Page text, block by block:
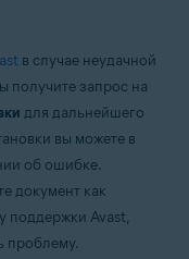
/ Education
Education — 32- или 64-
в случае неудачной
получите запрос на
для дальнейшего
вы можете в
об ошибке.
документ как
поддержки Avast,
проблему.